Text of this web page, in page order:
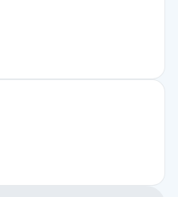
trải nghiệm và bài
lần vấp ngã. Cảm ơn
tàu về lại với những ký ức